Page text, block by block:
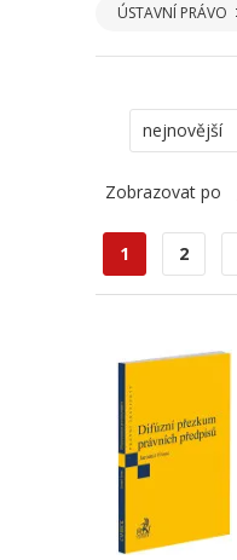
ÚSTAVNÍ PRÁVO
nejnovější
Zobrazovat po
1 2